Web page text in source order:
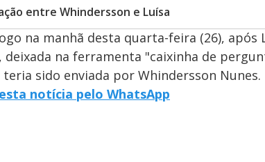
entre Whindersson e Luísa
na manhã desta quarta-feira (26), após
na ferramenta "caixinha de
sido enviada por Whindersson Nunes.
notícia pelo WhatsApp